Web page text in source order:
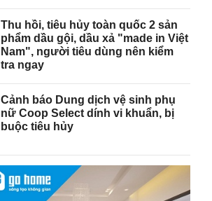
Thu hồi, tiêu hủy toàn quốc 2 sản
phẩm dầu gội, dầu xả "made in Việt
Nam", người tiêu dùng nên kiểm
tra ngay
Cảnh báo Dung dịch vệ sinh phụ
nữ Coop Select dính vi khuẩn, bị
buộc tiêu hủy